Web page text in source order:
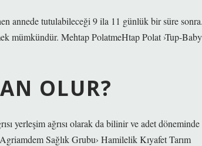
annede tutulabileceği 9 ila 11 günlük bir süre
mümkündür. Mehtap PolatmeHtap Polat ›Tup-
OLUR?
yerleşim ağrısı olarak da bilinir ve adet döneminde
Sağlık Grubu› Hamilelik Kıyafet Tarım